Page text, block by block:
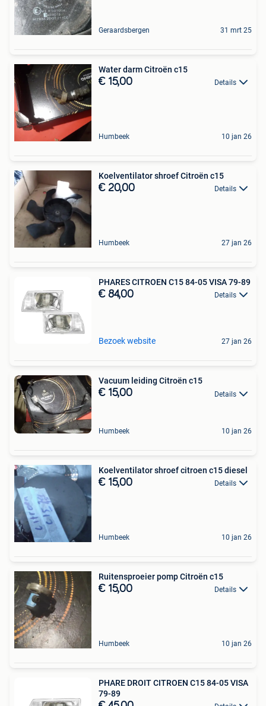
Geraardsbergen 31 mrt 25
Water darm Citroën c15
€ 15,00 Details
Humbeek 10 jan 26
Koelventilator shroef Citroën c15
€ 20,00 Details
Humbeek 27 jan 26
PHARES CITROEN C15 84-05 VISA 79-89
€ 84,00 Details
Bezoek website 27 jan 26
Vacuum leiding Citroën c15
€ 15,00 Details
Humbeek 10 jan 26
Koelventilator shroef citroen c15 diesel
€ 15,00 Details
Humbeek 10 jan 26
Ruitensproeier pomp Citroën c15
€ 15,00 Details
Humbeek 10 jan 26
PHARE DROIT CITROEN C15 84-05 VISA
79-89